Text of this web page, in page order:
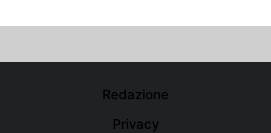
Redazione
Privacy